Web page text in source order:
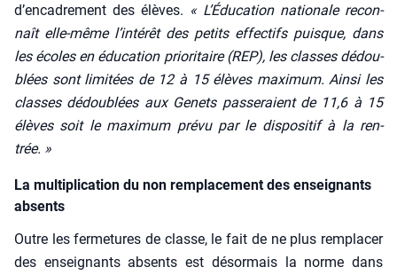
d’encadrement des élèves. « L’Éducation natio­nale recon­
naît elle-même l’intérêt des petits effec­tifs puisque, dans
les écoles en édu­ca­tion prio­ri­taire (REP), les classes dédou­
blées sont limi­tées de 12 à 15 élèves maxi­mum. Ain­si les
classes dédou­blées aux Genets pas­se­raient de 11,6 à 15
élèves soit le maxi­mum pré­vu par le dis­po­si­tif à la ren­
trée. »
La multiplication du non remplacement des enseignants
absents
Outre les fer­me­tures de classe, le fait de ne plus rem­pla­cer
des ensei­gnants absents est désor­mais la norme dans